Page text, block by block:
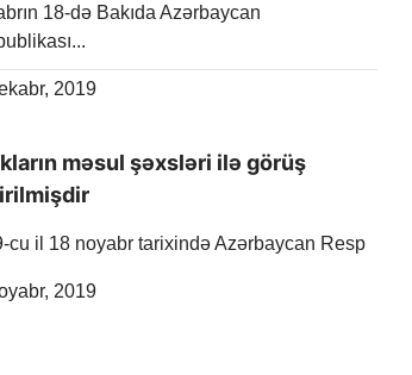
18-də Bakıda Azərbaycan
Date2019
məsul şəxsləri ilə görüş
cu il 18 noyabr tarixində Azərbaycan Resp
Date2019